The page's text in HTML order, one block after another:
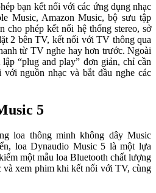
bạn kết nối với các ứng dụng nhạc
Music, Amazon Music, bộ sưu tập
phép kết nối hệ thống stereo, sở
2 bên TV, kết nối với TV thông qua
từ TV nghe hay hơn trước. Ngoài
“plug and play” đơn giản, chỉ cần
nguồn nhạc và bắt đầu nghe các
5
loa thông minh không dây Music
loa Dynaudio Music 5 là một lựa
một mẫu loa Bluetooth chất lượng
và xem phim khi kết nối với TV, cùng